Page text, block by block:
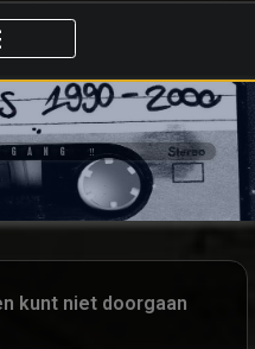
‼️
kunt niet doorgaan